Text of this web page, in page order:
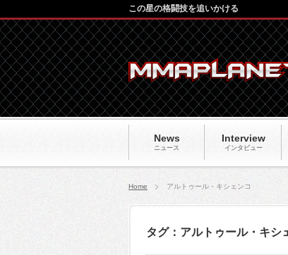
News
ニュース
Interview
インタビュー
この星の格闘技を追いかける
Home アルトゥール・キシェンコ
タグ：アルトゥール・キシ